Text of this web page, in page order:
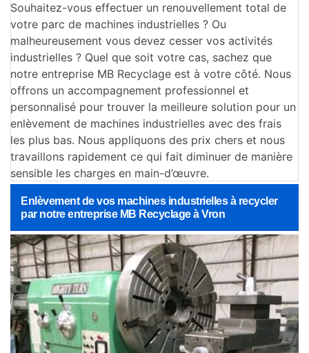
Souhaitez-vous effectuer un renouvellement total de
votre parc de machines industrielles ? Ou
malheureusement vous devez cesser vos activités
industrielles ? Quel que soit votre cas, sachez que
notre entreprise MB Recyclage est à votre côté. Nous
offrons un accompagnement professionnel et
personnalisé pour trouver la meilleure solution pour un
enlèvement de machines industrielles avec des frais
les plus bas. Nous appliquons des prix chers et nous
travaillons rapidement ce qui fait diminuer de manière
sensible les charges en main-d’œuvre.
Enlèvement de vos machines industrielles à recycler
par notre entreprise MB Recyclage à Vron